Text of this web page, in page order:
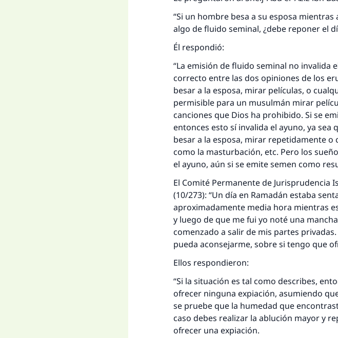
“Si un hombre besa a su esposa
algo de fluido seminal, ¿debe reponer el
Él respondió:
“La emisión de fluido seminal no invalida
correcto entre las dos opiniones de los
besar a la esposa, mirar películas, o
permisible para un musulmán mirar
canciones que Dios ha prohibido. Si se
entonces esto sí invalida el ayuno, ya
besar a la esposa, mirar repetidamente
como la masturbación, etc. Pero los
el ayuno, aún si se emite semen como
El Comité Permanente de Jurisprudencia
(10/273): “Un día en Ramadán estaba
aproximadamente media hora mientras
y luego de que me fui yo noté una
comenzado a salir de mis partes
pueda aconsejarme, sobre si tengo que
Ellos respondieron:
“Si la situación es tal como describes,
ofrecer ninguna expiación, asumiendo
se pruebe que la humedad que
caso debes realizar la ablución mayor y
ofrecer una expiación.
La respuesta no.
Desde la Q hasta la A, su
"Una persona que orienta
misma recompensa